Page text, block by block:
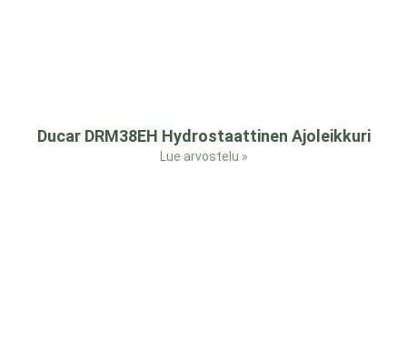
Ducar DRM38EH Hydrostaattinen Ajoleikkuri
Lue arvostelu »